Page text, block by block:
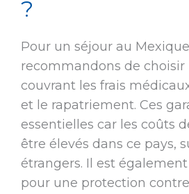
?
Pour un séjour au
recommandons de choisir
couvrant les frais
et le rapatriement. Ces
essentielles car les coûts
être élevés dans ce pays,
étrangers. Il est
pour une protection